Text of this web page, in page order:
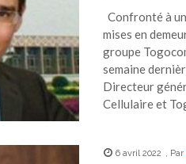
Confronté à
mises en
groupe
semaine
Directeur
Cellulaire et
6 avril 2022 , Par